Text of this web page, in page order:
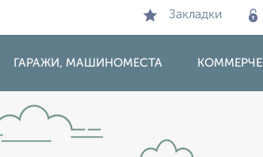
Закладки
ГАРАЖИ, МАШИНОМЕСТА